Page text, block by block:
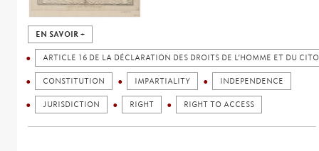
EN SAVOIR +
ARTICLE 16 DE LA DÉCLARATION DES DROITS DE L’HOMME ET DU
CONSTITUTION IMPARTIALITY INDEPENDENCE
JURISDICTION RIGHT RIGHT TO ACCESS